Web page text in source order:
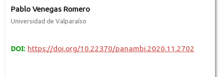
Pablo Venegas Romero
Universidad de Valparaíso
DOI: https://doi.org/10.22370/panambi.2020.11.2702